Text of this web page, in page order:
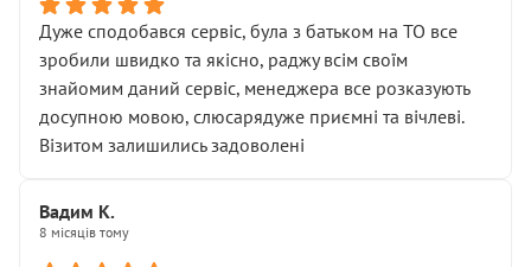
Дуже сподобався сервіс, була з батьком на ТО все
зробили швидко та якісно, раджу всім своїм
знайомим даний сервіс, менеджера все розказують
досупною мовою, слюсарядуже приємні та вічлеві.
Візитом залишились задоволені
Вадим К.
8 місяців тому